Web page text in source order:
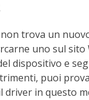
non trova un
uno sul sito
dispositivo e
puoi
driver in questo